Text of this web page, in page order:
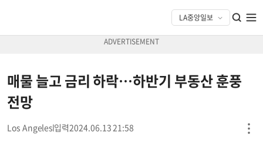
매물 늘고 금리 하락…하반기 부동산 훈풍
전망
Los Angeles 2024.06.13 21:58